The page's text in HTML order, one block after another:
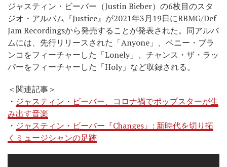
ジャスティン・ビーバー（Justin Bieber）の6枚目のスタ
ジオ・アルバム『Justice』が2021年3月19日にRBMG/Def
Jam Recordingsから発売することが発表された。同アルバ
ムには、先行リリースされた「Anyone」、ベニー・ブラ
ンコをフィーチャーした「Lonely」、チャンス・ザ・ラッ
パーをフィーチャーした「Holy」など収録される。
＜関連記事＞
・ ジャスティン・ビーバー、コロナ禍でポップスターが生
み出す音楽
・ ジャスティン・ビーバー『Changes』: 新時代を切り拓
くミュージシャンの足跡